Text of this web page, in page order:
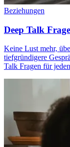
Beziehungen
Deep Talk
Keine Lust mehr,
tiefgründigere
Talk Fragen für